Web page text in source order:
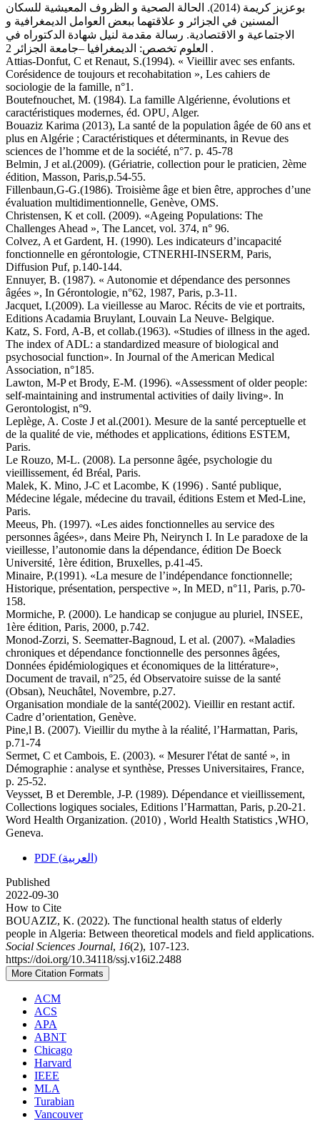
بوعزيز كريمة (2014). الحالة الصحية و الظروف المعيشية للسكان
المسنين في الجزائر و علاقتهما ببعض العوامل الديمغرافية و
الاجتماعية و الاقتصادية. رسالة مقدمة لنيل شهادة الدكتوراه في
العلوم تخصص: الديمغرافيا –جامعة الجزائر 2 .
Attias-Donfut, C et Renaut, S.(1994). « Vieillir avec ses enfants.
Corésidence de toujours et recohabitation », Les cahiers de
sociologie de la famille, n°1.
Boutefnouchet, M. (1984). La famille Algérienne, évolutions et
caractéristiques modernes, éd. OPU, Alger.
Bouaziz Karima (2013), La santé de la population âgée de 60 ans et
plus en Algérie ; Caractéristiques et déterminants, in Revue des
sciences de l’homme et de la société, n°7. p. 45-78
Belmin, J et al.(2009). (Gériatrie, collection pour le praticien, 2ème
édition, Masson, Paris,p.54-55.
Fillenbaun,G-G.(1986). Troisième âge et bien être, approches d’une
évaluation multidimentionnelle, Genève, OMS.
Christensen, K et coll. (2009). «Ageing Populations: The
Challenges Ahead », The Lancet, vol. 374, n° 96.
Colvez, A et Gardent, H. (1990). Les indicateurs d’incapacité
fonctionnelle en gérontologie, CTNERHI-INSERM, Paris,
Diffusion Puf, p.140-144.
Ennuyer, B. (1987). « Autonomie et dépendance des personnes
âgées », In Gérontologie, n°62, 1987, Paris, p.3-11.
Jacquet, I.(2009). La vieillesse au Maroc. Récits de vie et portraits,
Editions Acadamia Bruylant, Louvain La Neuve- Belgique.
Katz, S. Ford, A-B, et collab.(1963). «Studies of illness in the aged.
The index of ADL: a standardized measure of biological and
psychosocial function». In Journal of the American Medical
Association, n°185.
Lawton, M-P et Brody, E-M. (1996). «Assessment of older people:
self-maintaining and instrumental activities of daily living». In
Gerontologist, n°9.
Leplège, A. Coste J et al.(2001). Mesure de la santé perceptuelle et
de la qualité de vie, méthodes et applications, éditions ESTEM,
Paris.
Le Rouzo, M-L. (2008). La personne âgée, psychologie du
vieillissement, éd Bréal, Paris.
Malek, K. Mino, J-C et Lacombe, K (1996) . Santé publique,
Médecine légale, médecine du travail, éditions Estem et Med-Line,
Paris.
Meeus, Ph. (1997). «Les aides fonctionnelles au service des
personnes âgées», dans Meire Ph, Neirynch I. In Le paradoxe de la
vieillesse, l’autonomie dans la dépendance, édition De Boeck
Université, 1ère édition, Bruxelles, p.41-45.
Minaire, P.(1991). «La mesure de l’indépendance fonctionnelle;
Historique, présentation, perspective », In MED, n°11, Paris, p.70-
158.
Mormiche, P. (2000). Le handicap se conjugue au pluriel, INSEE,
1ère édition, Paris, 2000, p.742.
Monod-Zorzi, S. Seematter-Bagnoud, L et al. (2007). «Maladies
chroniques et dépendance fonctionnelle des personnes âgées,
Données épidémiologiques et économiques de la littérature»,
Document de travail, n°25, éd Observatoire suisse de la santé
(Obsan), Neuchâtel, Novembre, p.27.
Organisation mondiale de la santé(2002). Vieillir en restant actif.
Cadre d’orientation, Genève.
Pine,l B. (2007). Vieillir du mythe à la réalité, l’Harmattan, Paris,
p.71-74
Sermet, C et Cambois, E. (2003). « Mesurer l'état de santé », in
Démographie : analyse et synthèse, Presses Universitaires, France,
p. 25-52.
Veysset, B et Deremble, J-P. (1989). Dépendance et vieillissement,
Collections logiques sociales, Editions l’Harmattan, Paris, p.20-21.
Word Health Organization. (2010) , World Health Statistics ,WHO,
Geneva.
PDF (العربية)
Published
2022-09-30
How to Cite
BOUAZIZ, K. (2022). The functional health status of elderly
people in Algeria: Between theoretical models and field applications.
Social Sciences Journal, 16(2), 107-123.
https://doi.org/10.34118/ssj.v16i2.2488
More Citation Formats
ACM
ACS
APA
ABNT
Chicago
Harvard
IEEE
MLA
Turabian
Vancouver